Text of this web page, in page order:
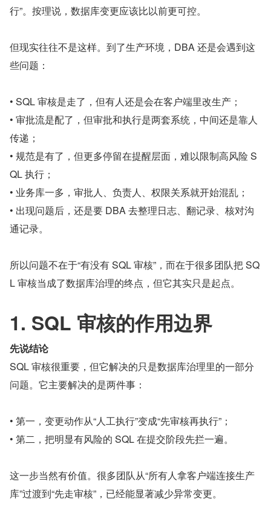
行”。按理说，数据库变更应该比以前更可控。
但现实往往不是这样。到了生产环境，DBA 还是会遇到这
些问题：
• SQL 审核是走了，但有人还是会在客户端里改生产；
• 审批流是配了，但审批和执行是两套系统，中间还是靠人
传递；
• 规范是有了，但更多停留在提醒层面，难以限制高风险 S
QL 执行；
• 业务库一多，审批人、负责人、权限关系就开始混乱；
• 出现问题后，还是要 DBA 去整理日志、翻记录、核对沟
通记录。
所以问题不在于“有没有 SQL 审核”，而在于很多团队把 SQ
L 审核当成了数据库治理的终点，但它其实只是起点。
1. SQL 审核的作用边界
先说结论
SQL 审核很重要，但它解决的只是数据库治理里的一部分
问题。它主要解决的是两件事：
• 第一，变更动作从“人工执行”变成“先审核再执行”；
• 第二，把明显有风险的 SQL 在提交阶段先拦一遍。
这一步当然有价值。很多团队从“所有人拿客户端连接生产
库”过渡到“先走审核”，已经能显著减少异常变更。